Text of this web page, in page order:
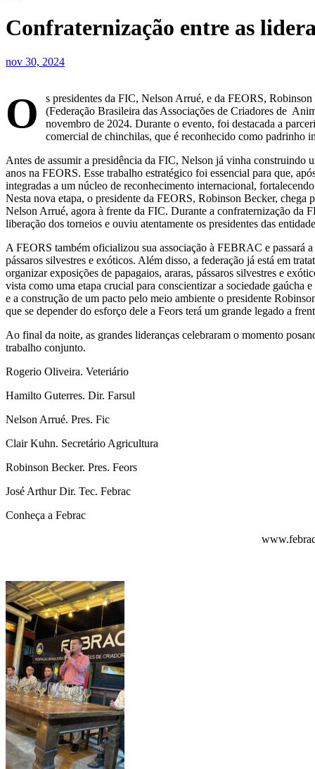
Confraternização entre as
nov 30, 2024
O
s presidentes da FIC, Nelson Arrué, e da FEORS,
(Federação Brasileira das Associações de Criadores de
novembro de 2024. Durante o evento, foi destacada a
comercial de chinchilas, que é reconhecido como
Antes de assumir a presidência da FIC, Nelson já vinha construindo
anos na FEORS. Esse trabalho estratégico foi essencial para que,
integradas a um núcleo de reconhecimento internacional,
Nesta nova etapa, o presidente da FEORS, Robinson Becker,
Nelson Arrué, agora à frente da FIC. Durante a confraternização
liberação dos torneios e ouviu atentamente os presidentes das
A FEORS também oficializou sua associação à FEBRAC e passará
pássaros silvestres e exóticos. Além disso, a federação já está em
organizar exposições de papagaios, araras, pássaros silvestres e
vista como uma etapa crucial para conscientizar a sociedade gaúcha
e a construção de um pacto pelo meio ambiente o presidente
que se depender do esforço dele a Feors terá um grande legado a
Ao final da noite, as grandes lideranças celebraram o momento
trabalho conjunto.
Rogerio Oliveira. Veteriário
Hamilto Guterres. Dir. Farsul
Nelson Arrué. Pres. Fic
Clair Kuhn. Secretário Agricultura
Robinson Becker. Pres. Feors
José Arthur Dir. Tec. Febrac
Conheça a Febrac